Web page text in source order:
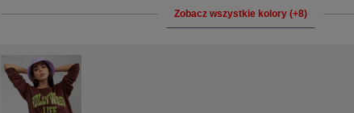
Zobacz wszystkie kolory (+8)